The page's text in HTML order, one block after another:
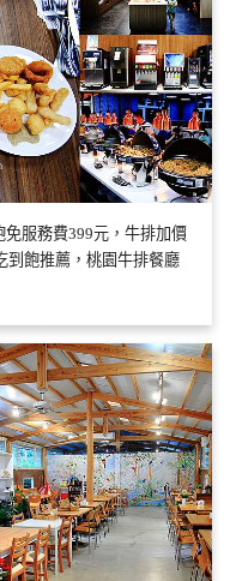
服務費399元，牛排加價
到飽推薦，桃園牛排餐廳